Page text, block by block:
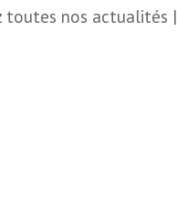
toutes nos actualités |